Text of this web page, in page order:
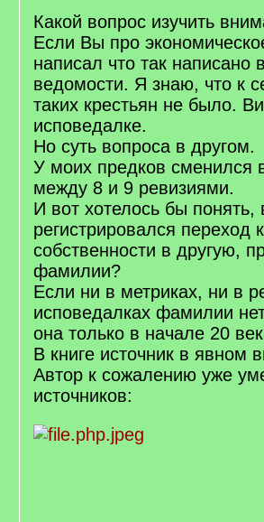
Какой вопрос изучить
Если Вы про
написал что так написано
ведомости. Я знаю, что к
таких крестьян не было.
исповедалке.
Но суть вопроса в другом.
У моих предков сменился
между 8 и 9 ревизиями.
И вот хотелось бы понять,
регистрировался переход
собственности в другую,
фамилии?
Если ни в метриках, ни в
исповедалках фамилии
она только в начале 20
В книге источник в явном
Автор к сожалению уже
источников: